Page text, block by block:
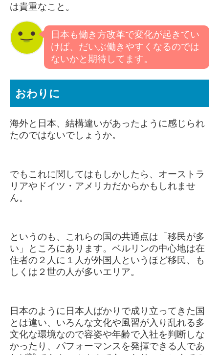
は貴重なこと。
日本も働き方改革で変化が起きてい
けば、だいぶ働きやすくなるのでは
ないかと期待してます。
おわりに
海外と日本、結構違いがあったように感じられ
たのではないでしょうか。
でもこれに関してはもしかしたら、オーストラ
リアやドイツ・アメリカだからかもしれませ
ん。
というのも、これらの国の共通点は「移民が多
い」ところにあります。ベルリンの中心地は在
住者の２人に１人が外国人というほど移民、も
しくは２世の人が多いエリア。
日本のように日本人ばかりで成り立ってきた国
とは違い、いろんな文化や風習が入り乱れる多
文化な環境なので容姿や年齢で入社を判断しな
かったり、 パフォーマンスを発揮できる人であ